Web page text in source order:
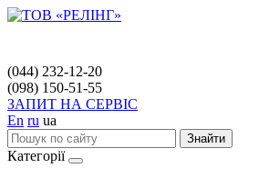
(044) 232-12-20
(098) 150-51-55
ЗАПИТ НА СЕРВІС
En ru ua
Знайти
Категорії